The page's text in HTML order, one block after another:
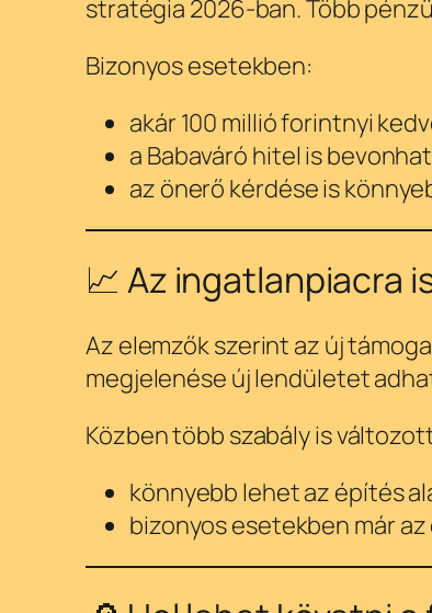
stratégia 2026-ban. Több
Bizonyos esetekben:
akár 100 millió forintnyi
a Babaváró hitel is
az önerő kérdése is
📈 Az ingatlanpiacra
Az elemzők szerint az új
megjelenése új lendületet
Közben több szabály is
könnyebb lehet az építés
bizonyos esetekben már